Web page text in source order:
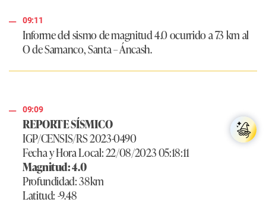
09:11
Informe del sismo de magnitud 4.0 ocurrido a 73 km al
O de Samanco, Santa – Áncash.
09:09
REPORTE SÍSMICO
IGP/CENSIS/RS 2023-0490
Fecha y Hora Local: 22/08/2023 05:18:11
Magnitud: 4.0
Profundidad: 38km
Latitud: -9.48